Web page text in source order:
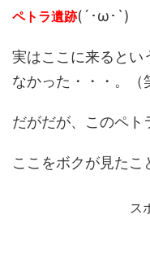
ペトラ遺跡(´･ω･`)
実はここに来るとい
なかった・・・。（
だがだが、このペト
ここをボクが見たこ
ス